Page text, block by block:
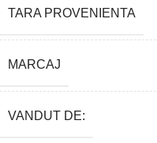
TARA PROVENIENTA
MARCAJ
VANDUT DE: